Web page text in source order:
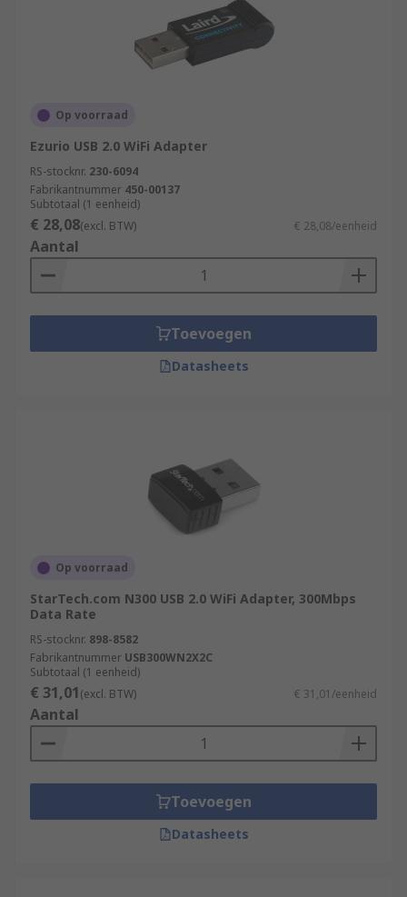
Op voorraad
Ezurio USB 2.0 WiFi Adapter
RS-stocknr. 230-6094
Fabrikantnummer 450-00137
Subtotaal (1 eenheid)
€ 28,08(excl. BTW) € 28,08/eenheid
Aantal
Toevoegen
Datasheets
Op voorraad
StarTech.com N300 USB 2.0 WiFi Adapter, 300Mbps
Data Rate
RS-stocknr. 898-8582
Fabrikantnummer USB300WN2X2C
Subtotaal (1 eenheid)
€ 31,01(excl. BTW) € 31,01/eenheid
Aantal
Toevoegen
Datasheets